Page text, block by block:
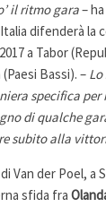
il ritmo gara–
difenderà la
a Tabor
Bassi). –
specifica per
di qualche
subito alla
Van der Poel, a
sfida fra